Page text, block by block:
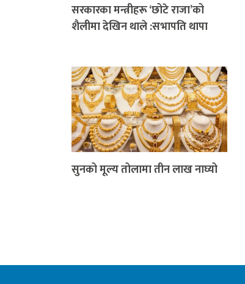
सरकारका मन्त्रीहरू ‘छोटे राजा’को
शैलीमा देखिन थाले :सभापति थापा
सुनको मूल्य तोलामा तीन लाख नाघ्यो